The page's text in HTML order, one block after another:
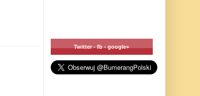
Twitter - fb - google+